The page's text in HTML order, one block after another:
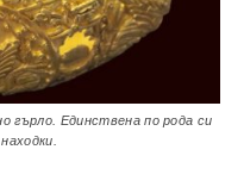
гърло. Единствена по рода си